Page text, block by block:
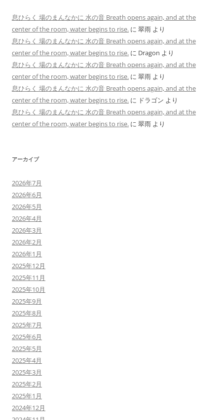
息ひらく 場のまんなかに 水の音 Breath opens again, and at the
center of the room, water begins to rise. に 翠雨 より
息ひらく 場のまんなかに 水の音 Breath opens again, and at the
center of the room, water begins to rise. に Dragon より
息ひらく 場のまんなかに 水の音 Breath opens again, and at the
center of the room, water begins to rise. に 翠雨 より
息ひらく 場のまんなかに 水の音 Breath opens again, and at the
center of the room, water begins to rise. に ドラゴン より
息ひらく 場のまんなかに 水の音 Breath opens again, and at the
center of the room, water begins to rise. に 翠雨 より
アーカイブ
2026年7月
2026年6月
2026年5月
2026年4月
2026年3月
2026年2月
2026年1月
2025年12月
2025年11月
2025年10月
2025年9月
2025年8月
2025年7月
2025年6月
2025年5月
2025年4月
2025年3月
2025年2月
2025年1月
2024年12月